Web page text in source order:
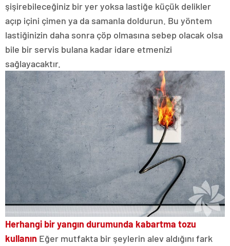
şişirebileceğiniz bir yer yoksa lastiğe küçük delikler
açıp içini çimen ya da samanla doldurun. Bu yöntem
lastiğinizin daha sonra çöp olmasına sebep olacak olsa
bile bir servis bulana kadar idare etmenizi
sağlayacaktır.
Herhangi bir yangın durumunda kabartma tozu
kullanın Eğer mutfakta bir şeylerin alev aldığını fark